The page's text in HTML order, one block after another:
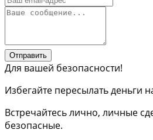
Отправить
Для вашей безопасности!
Избегайте пересылать деньги
Встречайтесь лично, личные
безопасные.